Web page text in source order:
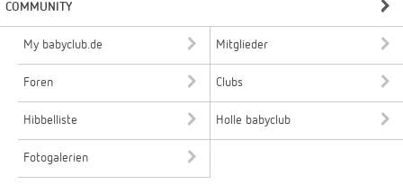
COMMUNITY
My babyclub.de Mitglieder
Foren Clubs
Hibbelliste Holle babyclub
Fotogalerien